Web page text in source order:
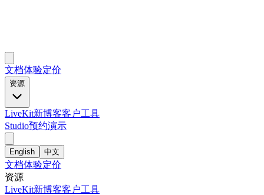
文档体验定价
资源
LiveKit新博客客户工具
Studio预约演示
English 中文
文档体验定价
资源
LiveKit新博客客户工具